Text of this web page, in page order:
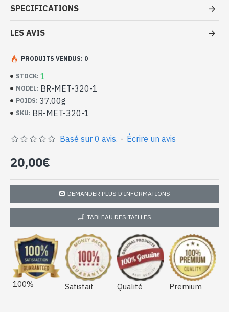
- Bracelet en Métal
- Fermoir : Crochet
- Entrelacement d'anneaux, avec motifs réalisés à la main
- Largeur du bracelet : 1,2cm approx
- Livré avec un petit sac artisanal
Bracelet indien en Métal (BR-MET-
320-1)
SPECIFICATIONS
LES AVIS
STOCK: 1
MODEL: BR-MET-320-1
POIDS: 37.00g
SKU: BR-MET-320-1
PRODUITS VENDUS: 0
Basé sur 0 avis. - Écrire un avis
20,00€
DEMANDER PLUS D'INFORMATIONS
TABLEAU DES TAILLES
100% Satisfait Qualité Premium